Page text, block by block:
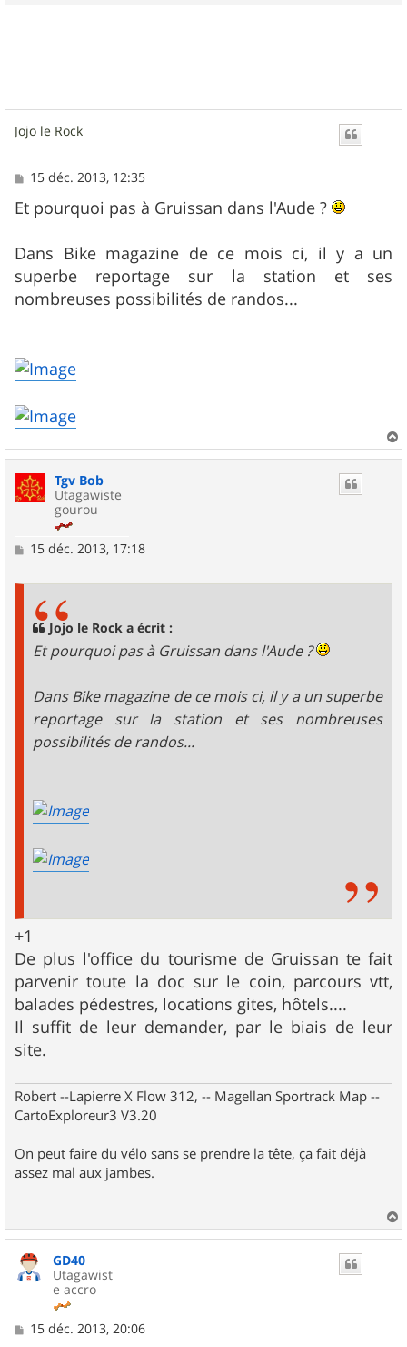
a
Jojo le Rock
M
s
s
g
e
15 déc. 2013, 12:35
Et pourquoi pas à Gruissan dans l'Aude ?
Dans Bike magazine de ce mois ci, il y a un
superbe reportage sur la station et ses
nombreuses possibilités de randos...
a
Tgv Bob
Utagawiste
gourou
M15 déc. 2013, 17:18
Jojo le Rock a écrit :
Et pourquoi pas à Gruissan dans l'Aude ?
Dans Bike magazine de ce mois ci, il y a un superbe
reportage sur la station et ses nombreuses
possibilités de randos...
+1
De plus l'office du tourisme de Gruissan te fait
parvenir toute la doc sur le coin, parcours vtt,
balades pédestres, locations gites, hôtels....
Il suffit de leur demander, par le biais de leur
site.
Robert --Lapierre X Flow 312, -- Magellan Sportrack Map --
CartoExploreur3 V3.20
On peut faire du vélo sans se prendre la tête, ça fait déjà
assez mal aux jambes.
a
GD40
Utagawist
e accro
M15 déc. 2013, 20:06